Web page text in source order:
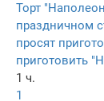
Торт
праздничном
просят
приготовить
1 ч.
1